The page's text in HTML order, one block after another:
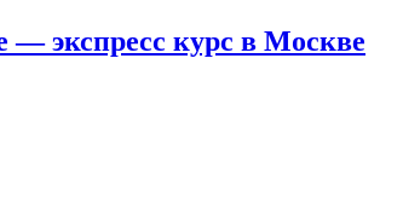
— экспресс курс в Москве